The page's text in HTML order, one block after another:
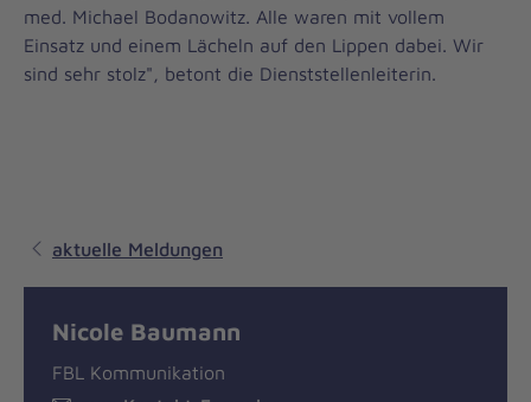
med. Michael Bodanowitz. Alle waren mit vollem
Einsatz und einem Lächeln auf den Lippen dabei. Wir
sind sehr stolz", betont die Dienststellenleiterin.
aktuelle Meldungen
Nicole Baumann
FBL Kommunikation